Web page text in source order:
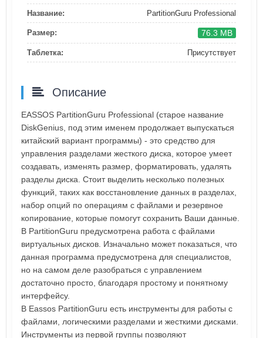
Название: PartitionGuru Professional
Размер: 76.3 MB
Таблетка: Присутствует
Описание
EASSOS PartitionGuru Professional (старое название
DiskGenius, под этим именем продолжает выпускаться
китайский вариант программы) - это средство для
управления разделами жесткого диска, которое умеет
создавать, изменять размер, форматировать, удалять
разделы диска. Стоит выделить несколько полезных
функций, таких как восстановление данных в разделах,
набор опций по операциям с файлами и резервное
копирование, которые помогут сохранить Ваши данные.
В PartitionGuru предусмотрена работа с файлами
виртуальных дисков. Изначально может показаться, что
данная программа предусмотрена для специалистов,
но на самом деле разобраться с управлением
достаточно просто, благодаря простому и понятному
интерфейсу.
В Eassos PartitionGuru есть инструменты для работы с
файлами, логическими разделами и жесткими дисками.
Инструменты из первой группы позволяют